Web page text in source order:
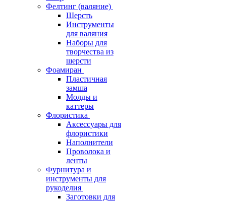
Фелтинг (валяние)
Шерсть
Инструменты
для валяния
Наборы для
творчества из
шерсти
Фоамиран
Пластичная
замша
Молды и
каттеры
Флористика
Аксессуары для
флористики
Наполнители
Проволока и
ленты
Фурнитура и
инструменты для
рукоделия
Заготовки для